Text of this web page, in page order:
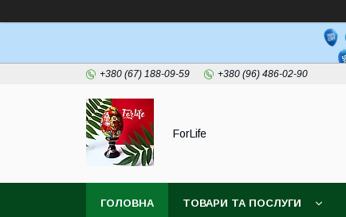
+380 (67) 188-09-59 +380 (96) 486-02-90
ForLife
ГОЛОВНА ТОВАРИ ТА ПОСЛУГИ